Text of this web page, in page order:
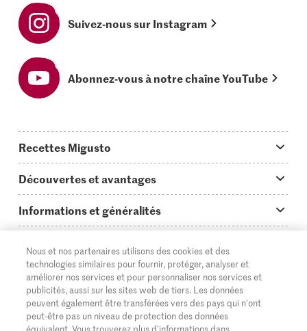
Suivez-nous sur Instagram
Abonnez-vous à notre chaîne YouTube
Recettes Migusto
Idées de menus
Plats principaux
Simple & vite prêt
Apéritif
Préparations au four
Découvertes et avantages
On en parle...
Tutoriels
Glossaire des ingrédients
Login Migusto
Informations et généralités
Questions concernant Migusto
Cuisiner avec Migusto
Service clientèle & contact
Publicité
Supermarché
Migros Online
À propos de Migros
DE FR IT
Nous et nos partenaires utilisons des cookies et des
technologies similaires pour fournir, protéger, analyser et
améliorer nos services et pour personnaliser nos services et
publicités, aussi sur les sites web de tiers. Les données
peuvent également être transférées vers des pays qui n'ont
peut-être pas un niveau de protection des données